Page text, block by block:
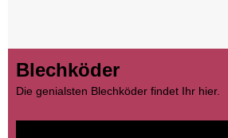
Blechköder
Die genialsten Blechköder findet Ihr hier.